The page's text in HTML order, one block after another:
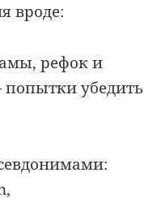
вроде:
рефок и
попытки убедить